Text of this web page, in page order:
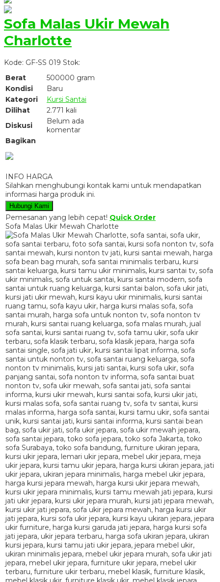
Sofa Malas Ukir Mewah
Charlotte
Kode: GF-SS 019 Stok:
Berat
500000 gram
Kondisi
Baru
Kategori
Kursi Santai
Dilihat
2.771 kali
Diskusi
Belum ada
komentar
Bagikan
INFO HARGA
Silahkan menghubungi kontak kami untuk mendapatkan
informasi harga produk ini.
Hubungi Kami
Pemesanan yang lebih cepat! Quick Order
Sofa Malas Ukir Mewah Charlotte